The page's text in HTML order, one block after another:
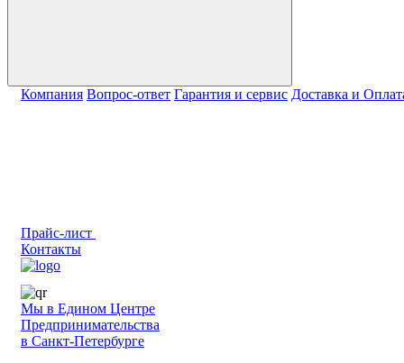
Компания Вопрос-ответ Гарантия и сервис Доставка и
Прайс-лист
Контакты
Мы в Едином Центре
Предпринимательства
в Санкт-Петербурге